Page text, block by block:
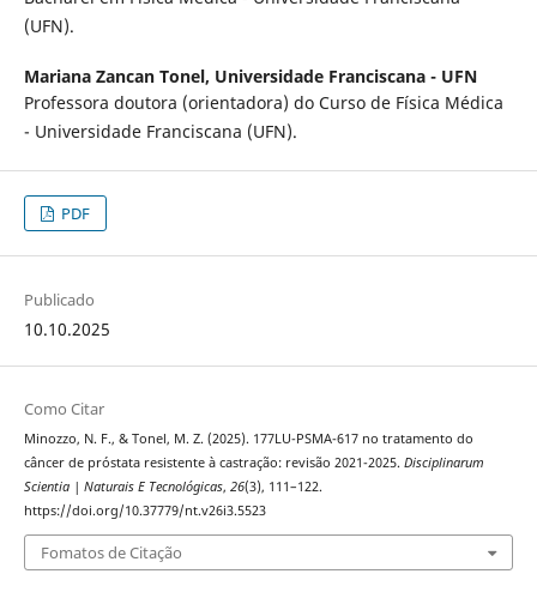
(UFN).
Mariana Zancan Tonel, Universidade Franciscana - UFN
Professora doutora (orientadora) do Curso de Física Médica
- Universidade Franciscana (UFN).
PDF
Publicado
10.10.2025
Como Citar
Minozzo, N. F., & Tonel, M. Z. (2025). 177LU-PSMA-617 no tratamento do
câncer de próstata resistente à castração: revisão 2021-2025. Disciplinarum
Scientia | Naturais E Tecnológicas, 26(3), 111–122.
https://doi.org/10.37779/nt.v26i3.5523
Fomatos de Citação